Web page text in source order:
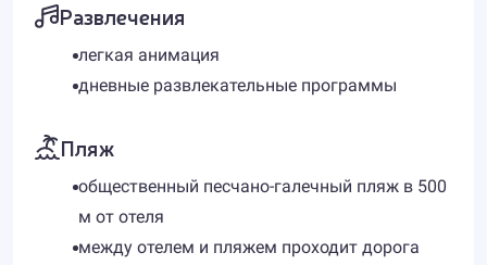
Развлечения
легкая анимация
дневные развлекательные программы
Пляж
общественный песчано-галечный пляж в 500
м от отеля
между отелем и пляжем проходит дорога